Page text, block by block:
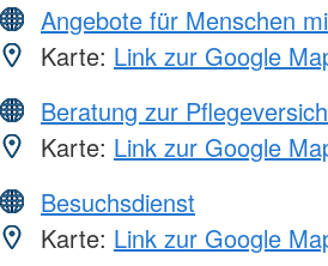
Angebote für Menschen
Karte: Link zur Google
Beratung zur
Karte: Link zur Google
Besuchsdienst
Karte: Link zur Google